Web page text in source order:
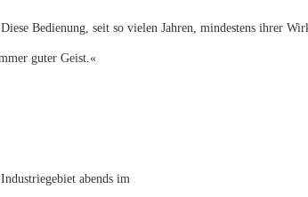
Bedienung, seit so vielen Jahren, mindestens ihrer
guter Geist.«
abends im